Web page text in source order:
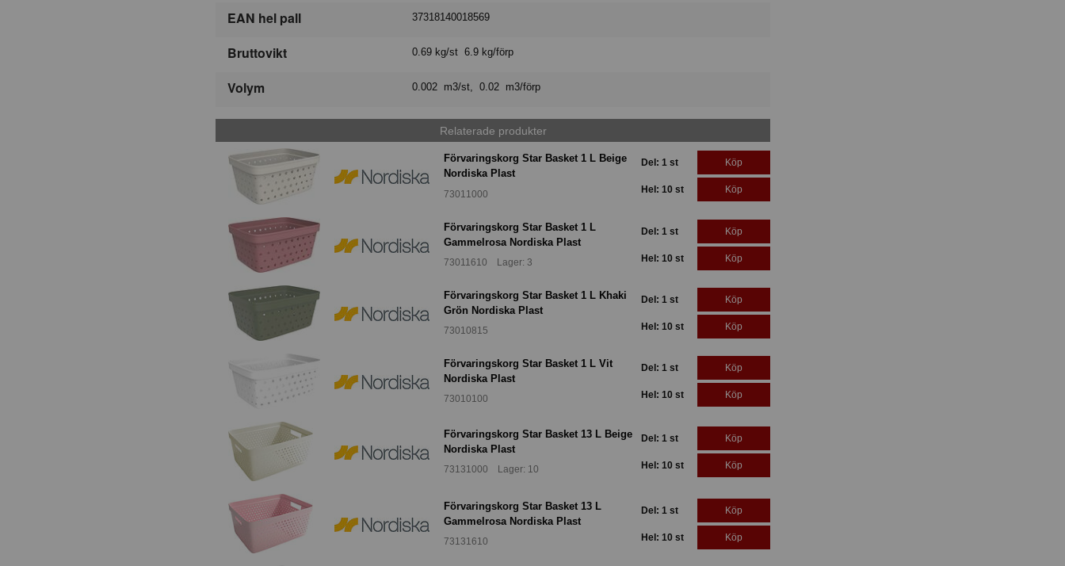
EAN hel pall 37318140018569
Bruttovikt 0.69 kg/st 6.9 kg/förp
Volym 0.002 m3/st, 0.02 m3/förp
Relaterade produkter
Förvaringskorg Star Basket 1 L Beige
Nordiska Plast
73011000
Del: 1 st Köp
Hel: 10 st Köp
Förvaringskorg Star Basket 1 L
Gammelrosa Nordiska Plast
73011610 Lager: 3
Del: 1 st Köp
Hel: 10 st Köp
Förvaringskorg Star Basket 1 L Khaki
Grön Nordiska Plast
73010815
Del: 1 st Köp
Hel: 10 st Köp
Förvaringskorg Star Basket 1 L Vit
Nordiska Plast
73010100
Del: 1 st Köp
Hel: 10 st Köp
Förvaringskorg Star Basket 13 L Beige
Nordiska Plast
73131000 Lager: 10
Del: 1 st Köp
Hel: 10 st Köp
Förvaringskorg Star Basket 13 L
Gammelrosa Nordiska Plast
73131610
Del: 1 st Köp
Hel: 10 st Köp